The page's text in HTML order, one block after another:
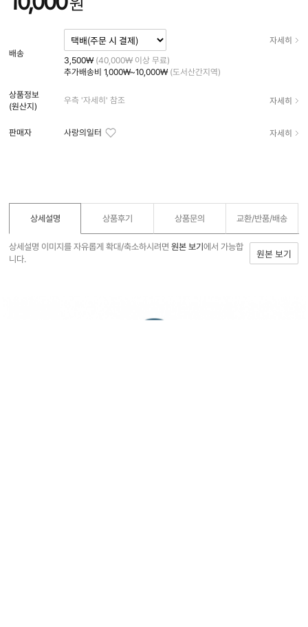
배송
자세히
3,500₩ (40,000₩ 이상 무료)
추가배송비 1,000₩~10,000₩ (도서산간지역)
상품정보
(원산지)
우측 '자세히' 참조 자세히
판매자 사랑의일터 자세히
상세설명 상품후기 상품문의 교환/반품/배송
상세설명 이미지를 자유롭게 확대/축소하시려면원본 보기에서 가능합
니다.
원본 보기